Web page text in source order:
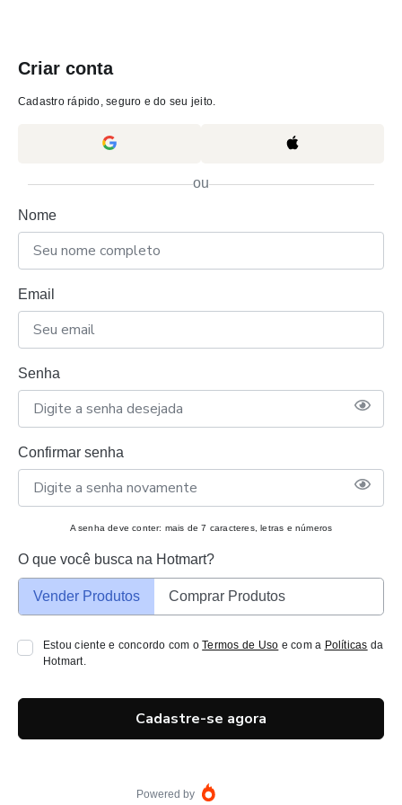
Criar conta
Cadastro rápido, seguro e do seu jeito.
ou
Nome
Email
Senha
Confirmar senha
A senha deve conter: mais de 7 caracteres, letras e números
O que você busca na Hotmart?
Vender Produtos Comprar Produtos
Estou ciente e concordo com oTermos de Uso e com a Políticas da
Hotmart.
Cadastre-se agora
Powered by